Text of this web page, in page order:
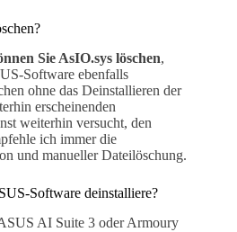
Sie AsIO.sys löschen,
Software ebenfalls
ohne das Deinstallieren der
erscheinenden
weiterhin versucht, den
ich immer die
und manueller Dateilöschung.
Software deinstalliere?
AI Suite 3 oder Armoury